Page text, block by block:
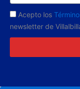
Acepto los
newsletter de